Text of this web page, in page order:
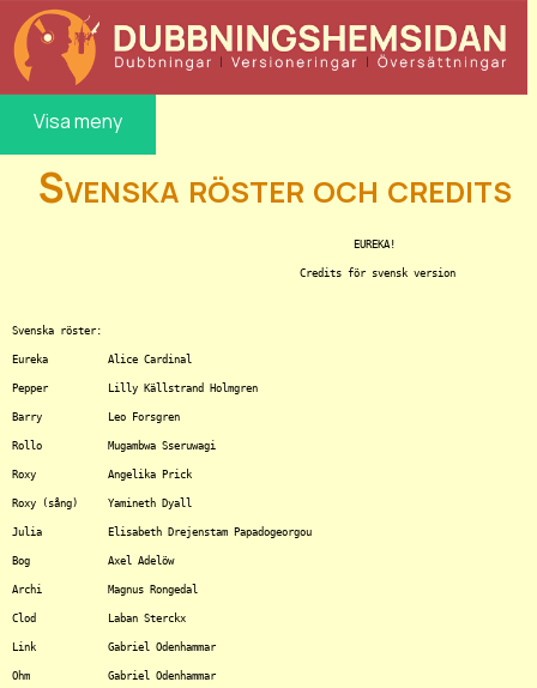
Visa meny
Svenska röster och credits
Svenska röster:
Eureka		Alice Cardinal
Pepper		Lilly Källstrand Holmgren
Barry		Leo Forsgren
Rollo		Mugambwa Sseruwagi
Roxy		Angelika Prick
Roxy (sång)	Yamineth Dyall
Julia		Elisabeth Drejenstam Papadogeorgou
Bog		Axel Adelöw
Archi		Magnus Rongedal
Clod		Laban Sterckx
Link		Gabriel Odenhammar
Ohm		Gabriel Odenhammar